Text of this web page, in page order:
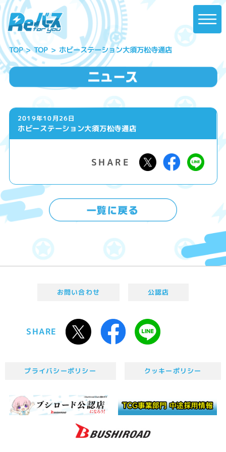
TOP TOP ホビーステーション大須万松寺通店
2019年10月26日
ホビーステーション大須万松寺通店
お問い合わせ 公認店
SHARE
プライバシーポリシー クッキーポリシー